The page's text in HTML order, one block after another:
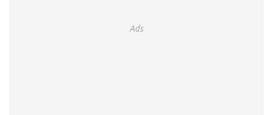
Ads